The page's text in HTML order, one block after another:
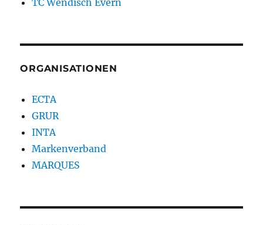
TC Wendisch Evern
ORGANISATIONEN
ECTA
GRUR
INTA
Markenverband
MARQUES